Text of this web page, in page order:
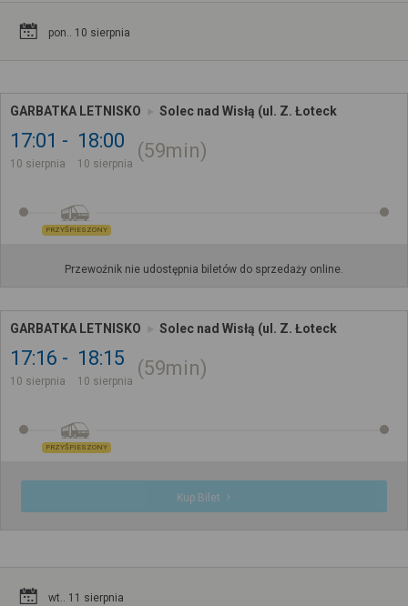
pon.. 10 sierpnia
GARBATKA LETNISKO Solec nad Wisłą (ul. Z. Łoteck
17:01
10 sierpnia
18:00
10 sierpnia
59min
PRZYŚPIESZONY
Przewoźnik nie udostępnia biletów do sprzedaży online.
GARBATKA LETNISKO Solec nad Wisłą (ul. Z. Łoteck
17:16
10 sierpnia
18:15
10 sierpnia
59min
PRZYŚPIESZONY
Kup Bilet
wt.. 11 sierpnia